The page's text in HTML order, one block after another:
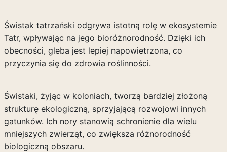
Świstak tatrzański odgrywa istotną rolę w ekosystemie
Tatr, wpływając na jego bioróżnorodność. Dzięki ich
obecności, gleba jest lepiej napowietrzona, co
przyczynia się do zdrowia roślinności.
Świstaki, żyjąc w koloniach, tworzą bardziej złożoną
strukturę ekologiczną, sprzyjającą rozwojowi innych
gatunków. Ich nory stanowią schronienie dla wielu
mniejszych zwierząt, co zwiększa różnorodność
biologiczną obszaru.